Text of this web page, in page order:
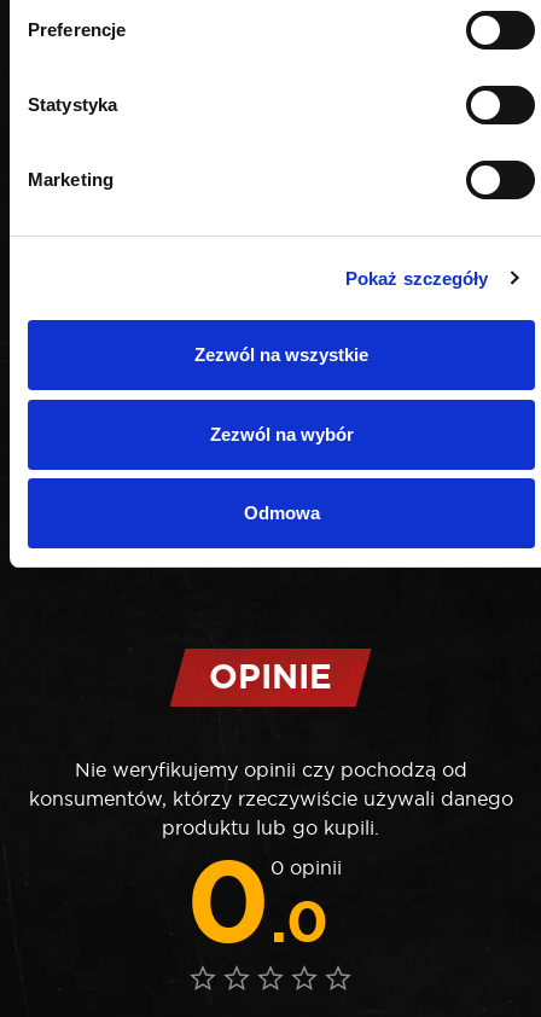
Preferencje
Statystyka
Marketing
Pokaż szczegóły
Zezwól na wszystkie
Zezwól na wybór
Odmowa
PODOBNE PRODUKTY
OPINIE
Nie weryfikujemy opinii czy pochodzą od
konsumentów, którzy rzeczywiście używali danego
produktu lub go kupili.
0.0
0 opinii